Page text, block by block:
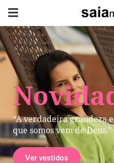
“A verdadeira grandeza
que somos vem de Deus."
Ver vestidos